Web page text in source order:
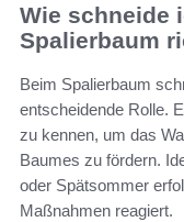
Wie schneide
Spalierbaum
Beim Spalierbaum
entscheidende Rolle.
zu kennen, um das
Baumes zu fördern.
oder Spätsommer
Maßnahmen reagiert.